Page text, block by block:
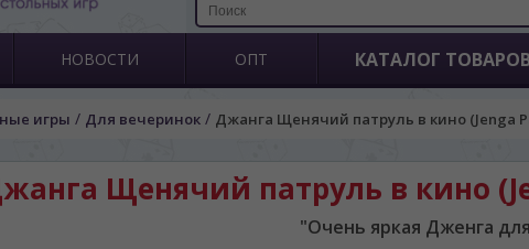
НОВОСТИ ОПТ КАТАЛОГ
игры / Для вечеринок / Джанга Щенячий патруль в кино (Jenga
Щенячий патруль в кино
"Очень яркая Дженга